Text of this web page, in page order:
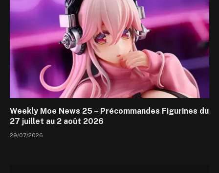
Weekly Moe News 25 – Précommandes Figurines du
27 juillet au 2 août 2026
29/07/2026